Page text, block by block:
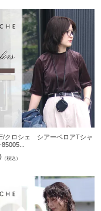
クロシェ シアーベロアTシャ
（税込）